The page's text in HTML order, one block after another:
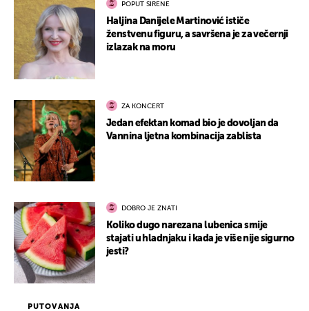
PUTOVANJA
POPUT SIRENE
Haljina Danijele Martinović ističe
ženstvenu figuru, a savršena je za večernji
izlazak na moru
ZA KONCERT
Jedan efektan komad bio je dovoljan da
Vannina ljetna kombinacija zablista
DOBRO JE ZNATI
Koliko dugo narezana lubenica smije
stajati u hladnjaku i kada je više nije sigurno
jesti?